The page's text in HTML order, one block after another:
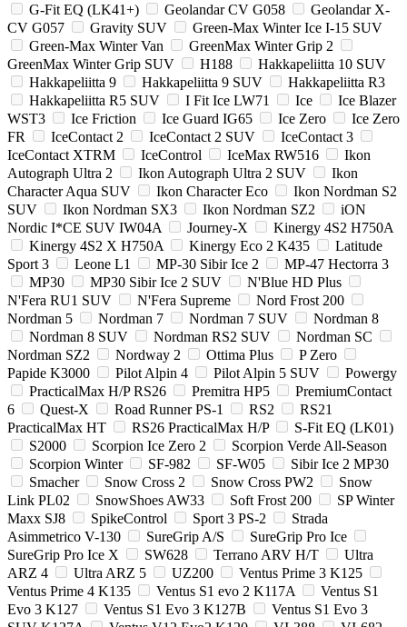
G-Fit EQ (LK41+)
Geolandar CV G058
Geolandar X-
CV G057
Gravity SUV
Green-Max Winter Ice I-15 SUV
Green-Max Winter Van
GreenMax Winter Grip 2
GreenMax Winter Grip SUV
H188
Hakkapeliitta 10 SUV
Hakkapeliitta 9
Hakkapeliitta 9 SUV
Hakkapeliitta R3
Hakkapeliitta R5 SUV
I Fit Ice LW71 Ice
Ice Blazer
WST3
Ice Friction Ice Guard IG65 Ice Zero
Ice Zero
FR
IceContact 2 IceContact 2 SUV
IceContact 3
IceContact XTRM
IceControl IceMax RW516
Ikon
Autograph Ultra 2
Ikon Autograph Ultra 2 SUV
Ikon
Character Aqua SUV
Ikon Character Eco
Ikon Nordman S2
SUV
Ikon Nordman SX3 Ikon Nordman SZ2
iON
Nordic I*CE SUV IW04A
Journey-X
Kinergy 4S2 H750A
Kinergy 4S2 X H750A
Kinergy Eco 2 K435
Latitude
Sport 3
Leone L1 MP-30 Sibir Ice 2
MP-47 Hectorra 3
MP30
MP30 Sibir Ice 2 SUV
N'Blue HD Plus
N'Fera RU1 SUV
N'Fera Supreme
Nord Frost 200
Nordman 5
Nordman 7 Nordman 7 SUV
Nordman 8
Nordman 8 SUV
Nordman RS2 SUV
Nordman SC
Nordman SZ2
Nordway 2 Ottima Plus
P Zero
Papide K3000
Pilot Alpin 4 Pilot Alpin 5 SUV
Powergy
PracticalMax H/P RS26
Premitra HP5
PremiumContact
6
Quest-X Road Runner PS-1 RS2
RS21
PracticalMax HT
RS26 PracticalMax H/P
S-Fit EQ (LK01)
S2000
Scorpion Ice Zero 2
Scorpion Verde All-Season
Scorpion Winter
SF-982 SF-W05
Sibir Ice 2 MP30
Smacher
Snow Cross 2 Snow Cross PW2
Snow
Link PL02
SnowShoes AW33 Soft Frost 200
SP Winter
Maxx SJ8
SpikeControl Sport 3 PS-2
Strada
Asimmetrico V-130
SureGrip A/S
SureGrip Pro Ice
SureGrip Pro Ice X
SW628 Terrano ARV H/T
Ultra
ARZ 4
Ultra ARZ 5 UZ200
Ventus Prime 3 K125
Ventus Prime 4 K135
Ventus S1 evo 2 K117A
Ventus S1
Evo 3 K127
Ventus S1 Evo 3 K127B
Ventus S1 Evo 3